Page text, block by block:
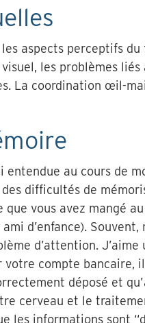
aspects perceptifs
les problèmes
La coordination œil-
au cours de
difficultés de
vous avez mangé
d’enfance).
d’attention.
votre compte bancaire,
déposé et
cerveau et le
les informations sont